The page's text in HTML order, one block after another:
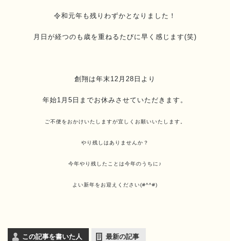
令和元年も残りわずかとなりました！
月日が経つのも歳を重ねるたびに早く感じます(笑)
創翔は年末12月28日より
年始1月5日までお休みさせていただきます。
ご不便をおかけいたしますが宜しくお願いいたします。
やり残しはありませんか？
今年やり残したことは今年のうちに♪
よい新年をお迎えください(#^^#)
この記事を書いた人 最新の記事